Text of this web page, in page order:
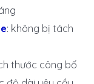
: không bị tách
thước công bố